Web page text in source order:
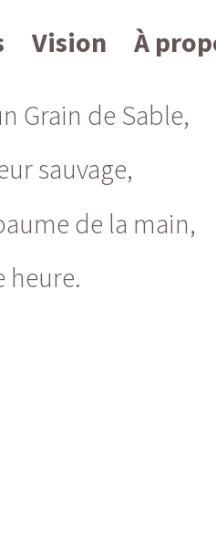
Vision À
Grain de Sable,
sauvage,
de la main,
heure.